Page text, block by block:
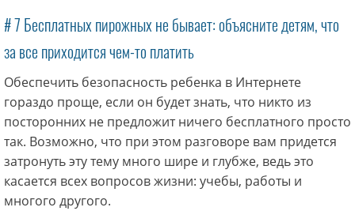
# 7 Бесплатных пирожных не бывает: объясните детям, что
за все приходится чем-то платить
Обеспечить безопасность ребенка в Интернете
гораздо проще, если он будет знать, что никто из
посторонних не предложит ничего бесплатного просто
так. Возможно, что при этом разговоре вам придется
затронуть эту тему много шире и глубже, ведь это
касается всех вопросов жизни: учебы, работы и
многого другого.